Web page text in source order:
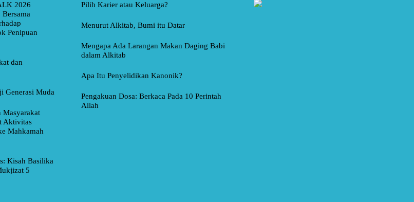
2026
Penipuan
dan
Generasi Muda
Masyarakat
Aktivitas
Mahkamah
Kisah Basilika
5
Pilih Karier atau Keluarga?
Menurut Alkitab, Bumi itu Datar
Mengapa Ada Larangan Makan Daging Babi
dalam Alkitab
Apa Itu Penyelidikan Kanonik?
Pengakuan Dosa: Berkaca Pada 10 Perintah
Allah